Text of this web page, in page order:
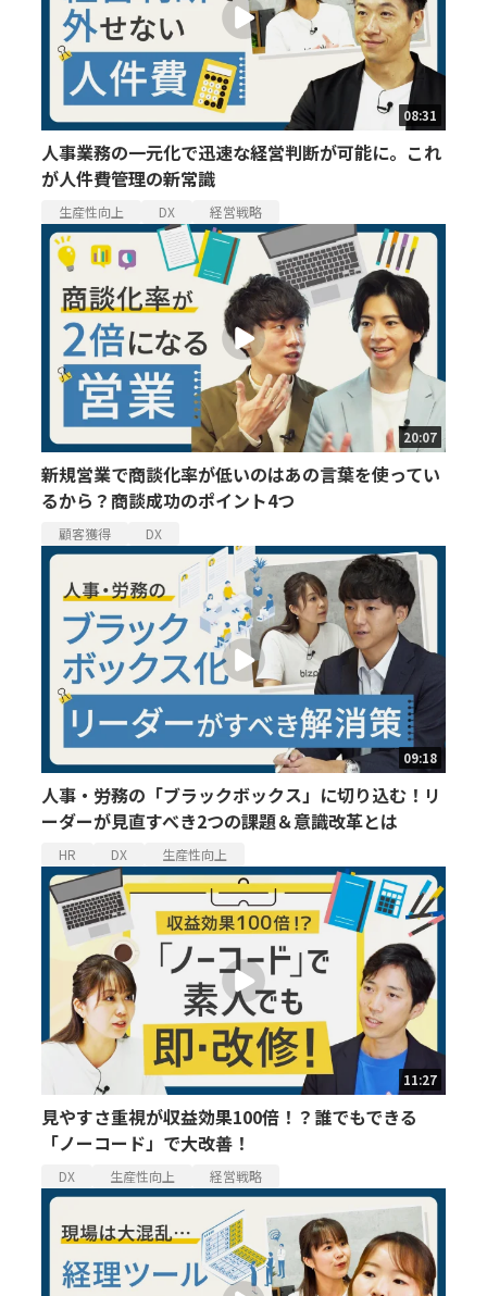
08:31
人事業務の一元化で迅速な経営判断が可能に。これ
が人件費管理の新常識
生産性向上 DX 経営戦略
20:07
新規営業で商談化率が低いのはあの言葉を使ってい
るから？商談成功のポイント4つ
顧客獲得 DX
09:18
人事・労務の「ブラックボックス」に切り込む！リ
ーダーが見直すべき2つの課題＆意識改革とは
HR DX 生産性向上
11:27
見やすさ重視が収益効果100倍！？誰でもできる
「ノーコード」で大改善！
DX 生産性向上 経営戦略